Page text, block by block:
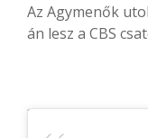
Az Agymenők
án lesz a CBS